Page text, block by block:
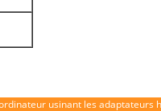
usinant les adaptateurs